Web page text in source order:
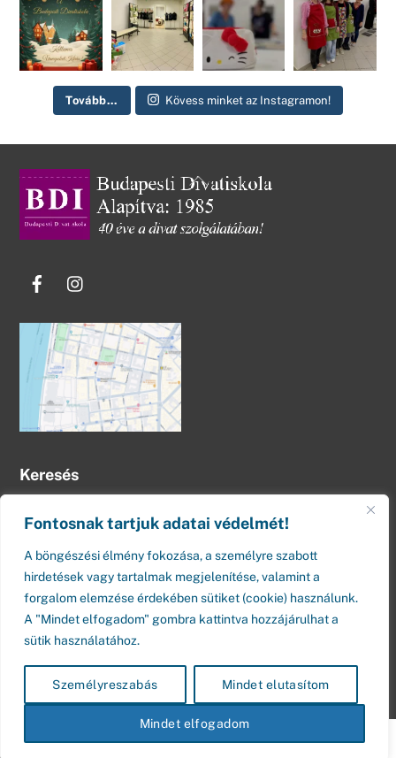
Fontosnak tartjuk adatai védelmét!
A böngészési élmény fokozása, a személyre szabott
hirdetések vagy tartalmak megjelenítése, valamint a
forgalom elemzése érdekében sütiket (cookie) használunk.
A "Mindet elfogadom" gombra kattintva hozzájárulhat a
sütik használatához.
Személyreszabás Mindet elutasítom
Mindet elfogadom
Tovább... Kövess minket az Instagramon!
Back
To
Top
Keresés
Budapesti Divatiskola - Alapítva: 1985